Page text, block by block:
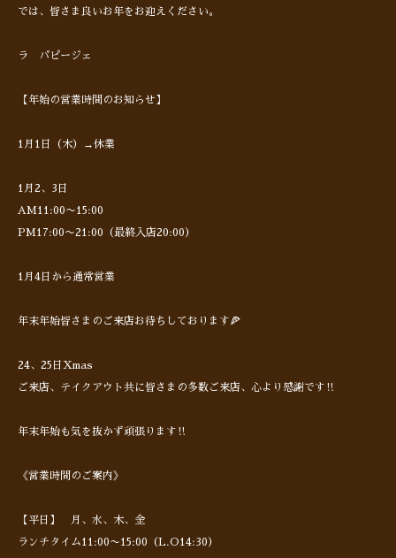
では、皆さま良いお年をお迎えください。
ラ パピージェ
【年始の営業時間のお知らせ】
1月1日（木）→休業
1月2、3日
AM11:00〜15:00
PM17:00〜21:00（最終入店20:00）
1月4日から通常営業
年末年始皆さまのご来店お待ちしております🍕
24、25日Xmas
ご来店、テイクアウト共に皆さまの多数ご来店、心より感謝です‼︎
年末年始も気を抜かず頑張ります‼︎
《営業時間のご案内》
【平日】 月、水、木、金
ランチタイム11:00〜15:00（L.O14:30）